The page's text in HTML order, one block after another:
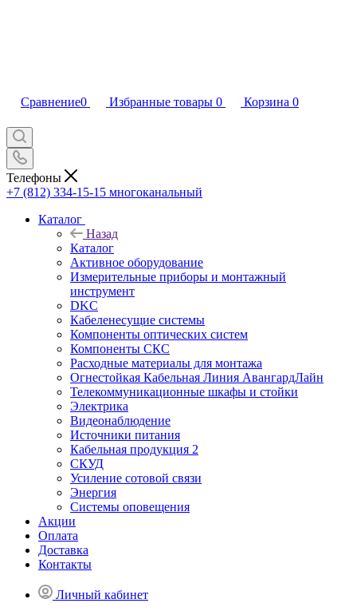
Сравнение0 Избранные товары 0 Корзина 0
Телефоны
+7 (812) 334-15-15 многоканальный
Каталог
Назад
Каталог
Активное оборудование
Измерительные приборы и монтажный
инструмент
DKC
Кабеленесущие системы
Компоненты оптических систем
Компоненты СКС
Расходные материалы для монтажа
Огнестойкая Кабельная Линия АвангардЛайн
Телекоммуникационные шкафы и стойки
Электрика
Видеонаблюдение
Источники питания
Кабельная продукция 2
СКУД
Усиление сотовой связи
Энергия
Системы оповещения
Акции
Оплата
Доставка
Контакты
Личный кабинет